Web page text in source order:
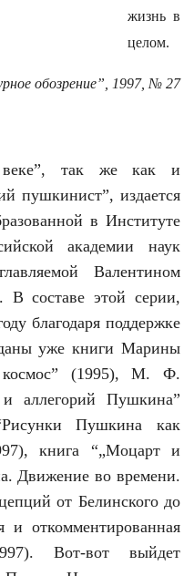
жизнь в
целом.
обозрение”, 1997, № 27
так же как и
пушкинист”, издается
в Институте
академии наук
Валентином
составе этой серии,
благодаря поддержке
уже книги Марины
космос” (1995), М. Ф.
аллегорий Пушкина”
Пушкина как
книга “„Моцарт и
Движение во времени.
от Белинского до
и откомментированная
Вот-вот выйдет